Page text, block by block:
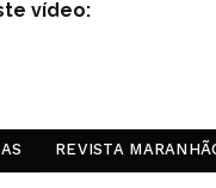
vídeo:
REVISTA